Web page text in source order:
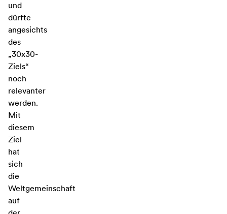
und
dürfte
angesichts
des
„30x30-
Ziels“
noch
relevanter
werden.
Mit
diesem
Ziel
hat
sich
die
Weltgemeinschaft
auf